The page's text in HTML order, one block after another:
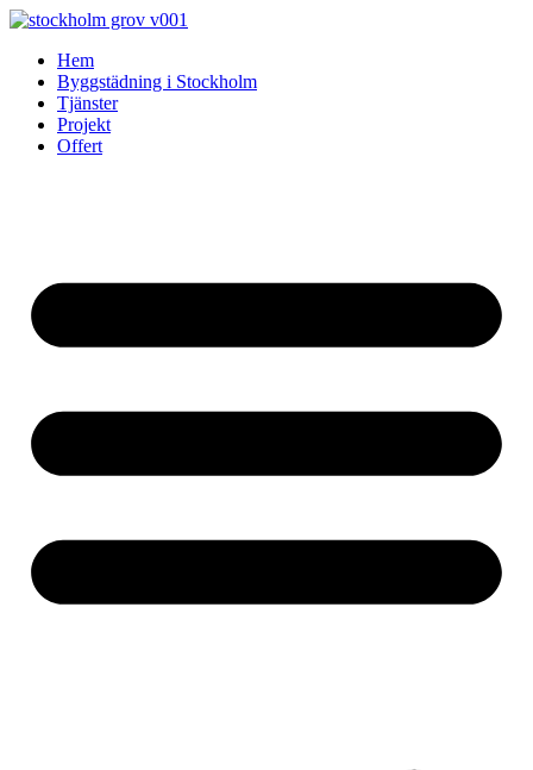
Skip
contentHem
Byggstädning i Stockholm
Tjänster
Projekt
Offert